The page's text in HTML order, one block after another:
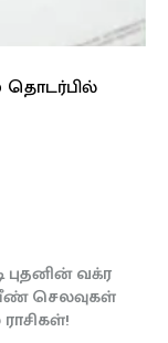
தொடர்பில்
புதனின் வக்ர
செலவுகள்